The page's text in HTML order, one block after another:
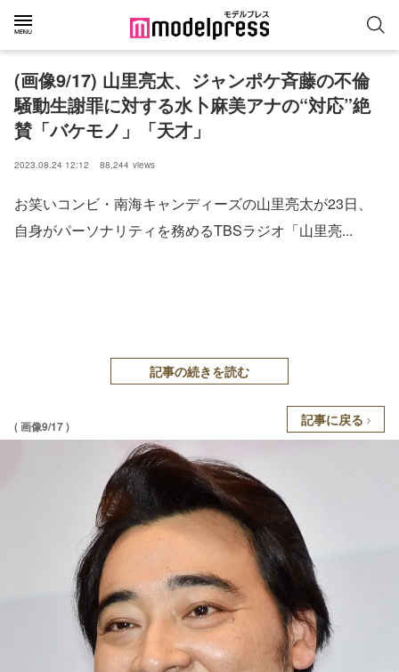
(画像9/17) 山里亮太、ジャンポケ斉藤の不倫
騒動生謝罪に対する水卜麻美アナの“対応”絶
賛「バケモノ」「天才」
2023.08.24 12:12 88,244 views
お笑いコンビ・南海キャンディーズの山里亮太が23日、
自身がパーソナリティを務めるTBSラジオ「山里亮...
記事の続きを読む
( 画像9/17 ) 記事に戻る